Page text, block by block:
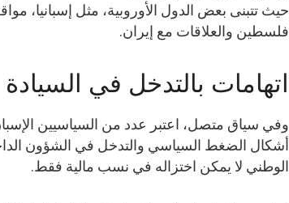
حيث تتبنى بعض الدول الأوروبية، مثل إسبانيا،
فلسطين والعلاقات مع إيران.
اتهامات بالتدخل في السيادة
وفي سياق متصل، اعتبر عدد من السياسيين
أشكال الضغط السياسي والتدخل في الشؤون
الوطني لا يمكن اختزاله في نسب مالية فقط.